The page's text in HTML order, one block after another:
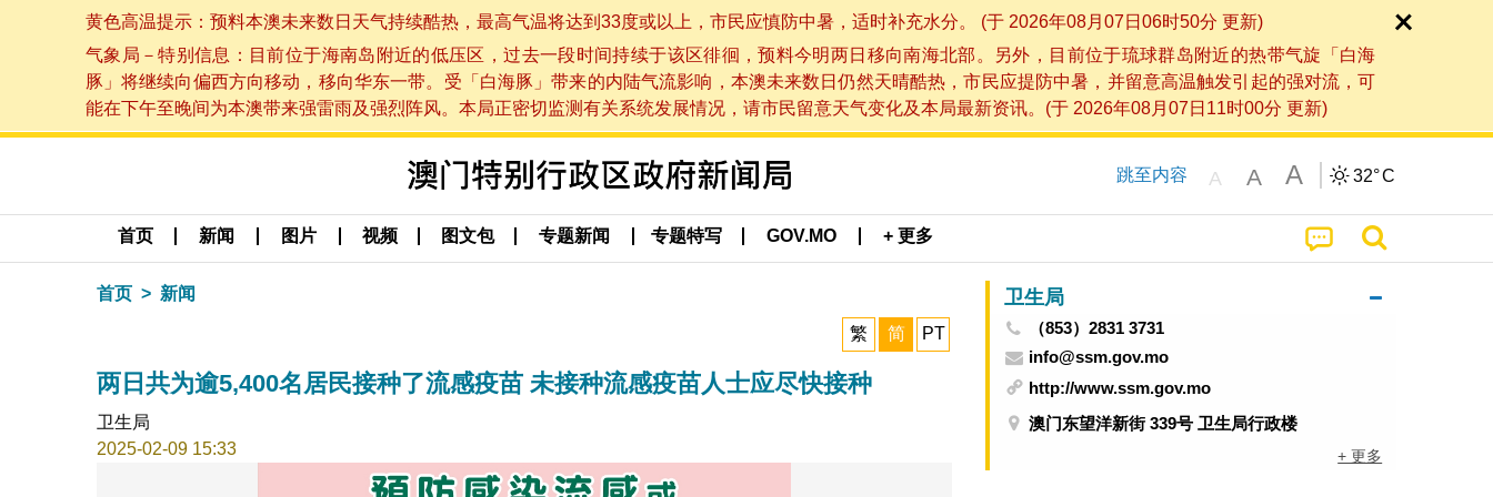
黄色高温提示：预料本澳未来数日天气持续酷热，最高气温将达到33度或以上，市民应慎防中暑，适时补充水分。 (于 2026年08月07日06时50分 更新)
气象局－特别信息：目前位于海南岛附近的低压区，过去一段时间持续于该区徘徊，预料今明两日移向南海北部。另外，目前位于琉球群岛附近的热带气旋「白海
豚」将继续向偏西方向移动，移向华东一带。受「白海豚」带来的内陆气流影响，本澳未来数日仍然天晴酷热，市民应提防中暑，并留意高温触发引起的强对流，可
能在下午至晚间为本澳带来强雷雨及强烈阵风。本局正密切监测有关系统发展情况，请市民留意天气变化及本局最新资讯。(于 2026年08月07日11时00分 更新)
跳至内容 A A A 32°C
首页 新闻 图片 视频 图文包 专题新闻 专题特写 GOV.MO + 更多
首页 新闻
繁 简 PT
两日共为逾5,400名居民接种了流感疫苗 未接种流感疫苗人士应尽快接种
卫生局
2025-02-09 15:33
卫生局
（853）2831 3731
info@ssm.gov.mo
http://www.ssm.gov.mo
澳门东望洋新街 339号 卫生局行政楼
+ 更多